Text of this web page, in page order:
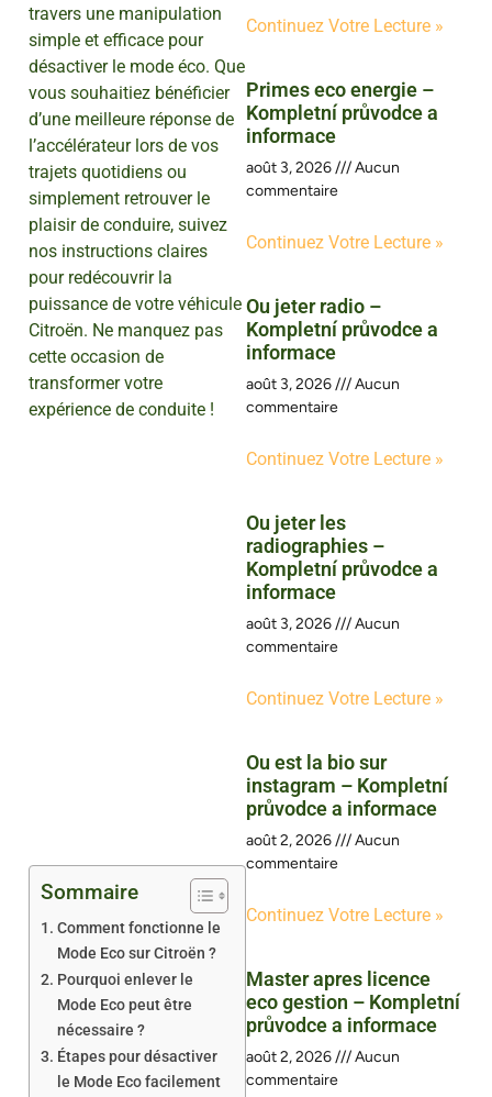
travers une manipulation
simple et efficace pour
désactiver le mode éco. Que
vous souhaitiez bénéficier
d’une meilleure réponse de
l’accélérateur lors de vos
trajets quotidiens ou
simplement retrouver le
plaisir de conduire, suivez
nos instructions claires
pour redécouvrir la
puissance de votre véhicule
Citroën. Ne manquez pas
cette occasion de
transformer votre
expérience de conduite !
Sommaire
Comment fonctionne le
Mode Eco sur Citroën ?
Pourquoi enlever le
Mode Eco peut être
nécessaire ?
Étapes pour désactiver
le Mode Eco facilement
Continuez Votre Lecture »
Primes eco energie –
Kompletní průvodce a
informace
août 3, 2026
Aucun
commentaire
Continuez Votre Lecture »
Ou jeter radio –
Kompletní průvodce a
informace
août 3, 2026
Aucun
commentaire
Continuez Votre Lecture »
Ou jeter les
radiographies –
Kompletní průvodce a
informace
août 3, 2026
Aucun
commentaire
Continuez Votre Lecture »
Ou est la bio sur
instagram – Kompletní
průvodce a informace
août 2, 2026
Aucun
commentaire
Continuez Votre Lecture »
Master apres licence
eco gestion – Kompletní
průvodce a informace
août 2, 2026
Aucun
commentaire